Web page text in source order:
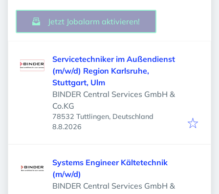
Jetzt Jobalarm aktivieren!
Servicetechniker im Außendienst
(m/w/d) Region Karlsruhe,
Stuttgart, Ulm
BINDER Central Services GmbH &
Co.KG
78532 Tuttlingen, Deutschland
Veröffentlicht
8.8.2026
Systems Engineer Kältetechnik
(m/w/d)
BINDER Central Services GmbH &